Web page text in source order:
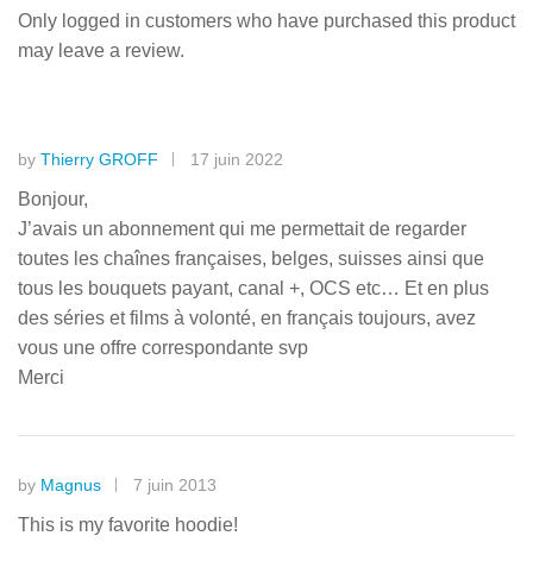
Only logged in customers who have purchased this product
may leave a review.
by Thierry GROFF 17 juin 2022
Bonjour,
J’avais un abonnement qui me permettait de regarder
toutes les chaînes françaises, belges, suisses ainsi que
tous les bouquets payant, canal +, OCS etc… Et en plus
des séries et films à volonté, en français toujours, avez
vous une offre correspondante svp
Merci
by Magnus 7 juin 2013
This is my favorite hoodie!